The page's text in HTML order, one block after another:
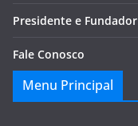
Presidente e Fundador
Fale Conosco
Menu Principal